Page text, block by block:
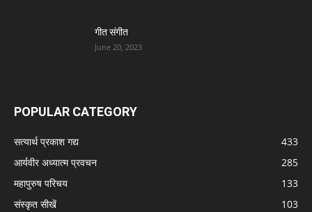
गीत संगीत
June 20, 2023
POPULAR CATEGORY
सत्यार्थ प्रकाश गद्य
433
आर्यवीर अध्यात्म प्रवचन
285
महापुरुष परिचय
133
संस्कृत सीखें
103